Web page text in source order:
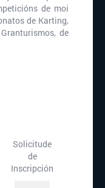
de moi
de Karting,
de
Solicitude
de
Inscripción